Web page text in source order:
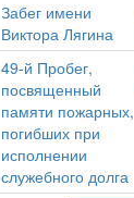
Забег имени
Виктора Лягина
49-й Пробег,
посвященный
памяти пожарных,
погибших при
исполнении
служебного долга